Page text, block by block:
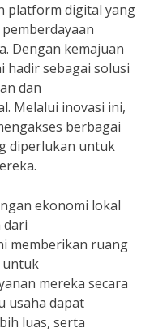
platform digital yang
Dengan kemajuan
sebagai solusi
dan
Melalui inovasi ini,
berbagai
diperlukan untuk
ekonomi lokal
dari
memberikan ruang
untuk
mereka secara
usaha dapat
luas, serta